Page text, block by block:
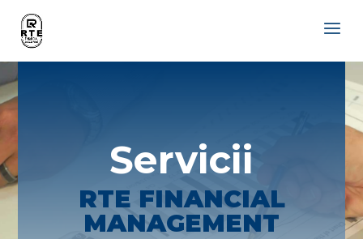
Servicii
RTE FINANCIAL
MANAGEMENT